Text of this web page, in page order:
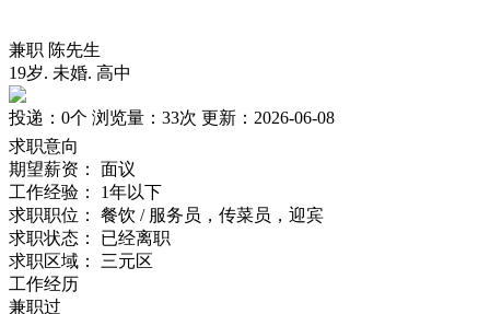
兼职 陈先生
19岁. 未婚. 高中
投递： 0个 浏览量： 33次 更新： 2026-06-08
求职意向
期望薪资：
面议
工作经验：
1年以下
求职职位：
餐饮 / 服务员，传菜员，迎宾
求职状态：
已经离职
求职区域：
三元区
工作经历
兼职过